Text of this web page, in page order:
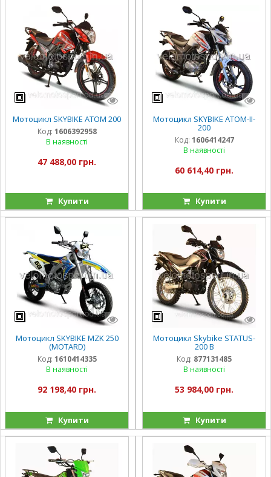
Мотоцикл SKYBIKE ATOM 200
Код: 1606392958
В наявності
47 488,00 грн.
Купити
Мотоцикл SKYBIKE ATOM-II-
200
Код: 1606414247
В наявності
60 614,40 грн.
Купити
Мотоцикл SKYBIKE MZK 250
(MOTARD)
Код: 1610414335
В наявності
92 198,40 грн.
Купити
Мотоцикл Skybike STATUS-
200 B
Код: 877131485
В наявності
53 984,00 грн.
Купити